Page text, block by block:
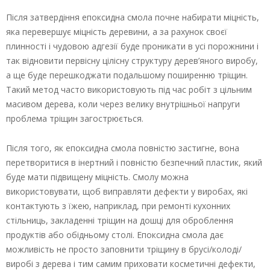
Після затвердіння епоксидна смола почне набирати міцність,
яка перевершує міцність деревини, а за рахунок своєї
плинності і чудовою адгезії буде проникати в усі порожнини і
так відновити первісну цілісну структуру дерев’яного виробу,
а ще буде перешкоджати подальшому поширенню тріщин.
Такий метод часто використовують під час робіт з цільним
масивом дерева, коли через велику внутрішньої напруги
проблема тріщин загострюється.
Після того, як епоксидна смола повністю застигне, вона
перетворитися в інертний і повністю безпечний пластик, який
буде мати підвищену міцність. Смолу можна
використовувати, щоб виправляти дефекти у виробах, які
контактують з їжею, наприклад, при ремонті кухонних
стільниць, закладенні тріщин на дошці для оброблення
продуктів або обідньому столі. Епоксидна смола дає
можливість не просто заповнити тріщину в брусі/колоді/
виробі з дерева і тим самим приховати косметичні дефекти,